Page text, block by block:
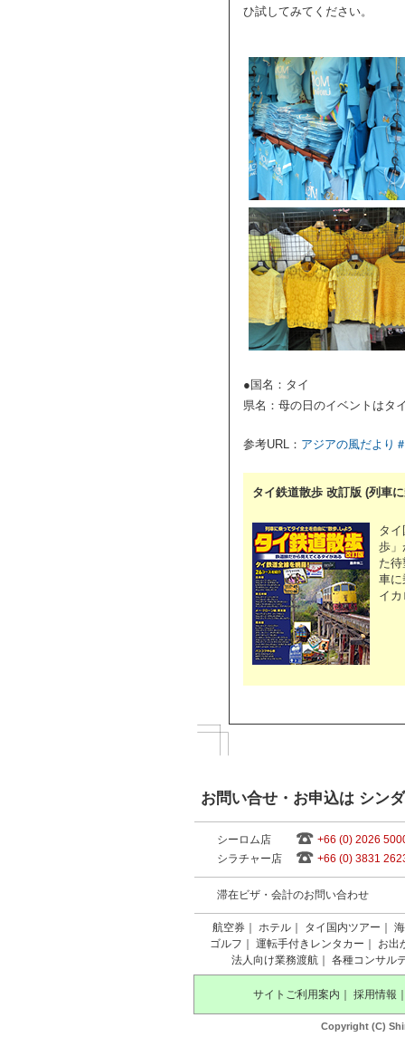
ひ試してみてください。
●国名：タイ
県名：母の日のイベントはタ
参考URL： アジアの風だより
タイ鉄道散歩 改訂版 (列車
タ
歩」
た
車に
イ
お問い合せ・お申込は シン
シーロム店
+66 (0) 2026
シラチャー店
+66 (0) 3831
滞在ビザ・会計のお問い合わせ
航空券 ホテル タイ国内ツアー
ゴルフ
運転手付きレンタカー
お出
法人向け業務渡航
各種コンサル
サイトご利用案内 採用情報
Copyright (C)